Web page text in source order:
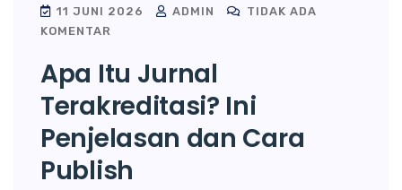
11 JUNI 2026 ADMIN
TIDAK ADA
KOMENTAR
Apa Itu Jurnal
Terakreditasi? Ini
Penjelasan dan Cara
Publish